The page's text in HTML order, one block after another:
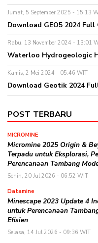
Jumat, 5 September 2025 - 15:13
Download GEO5 2024
Rabu, 13 November 2024 - 13:01
Waterloo Hydrogeologic
Kamis, 2 Mei 2024 - 05:46 WIT
Download Geotik 2024
POST TERBARU
MICROMINE
Micromine 2025 Origin &
Terpadu untuk Eksplorasi,
Perencanaan Tambang
Senin, 20 Jul 2026 - 06:52 WIT
Datamine
Minescape 2023 Update 4
untuk Perencanaan
Efisien
Selasa, 14 Jul 2026 - 09:36 WIT